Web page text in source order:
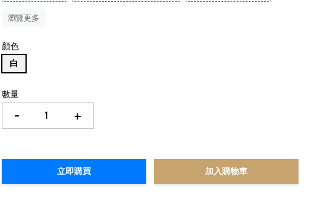
瀏覽更多
顏色
白
數量
- +
立即購買 加入購物車